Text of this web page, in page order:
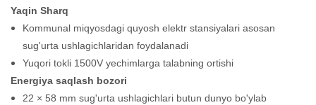
Yaqin Sharq
Kommunal miqyosdagi quyosh elektr stansiyalari asosan
sug'urta ushlagichlaridan foydalanadi
Yuqori tokli 1500V yechimlarga talabning ortishi
Energiya saqlash bozori
22 × 58 mm sug'urta ushlagichlari butun dunyo bo'ylab